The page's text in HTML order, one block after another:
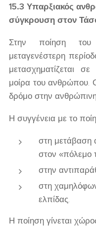
15.3 Υπαρξιακός
σύγκρουση στον
Στην ποίηση του
μεταγενέστερη
μετασχηματίζεται
μοίρα του ανθρώπου.
δρόμο στην
Η συγγένεια με το
στη μετάβαση
στον «πόλεμο
στην
στη
ελπίδας.
Η ποίηση γίνεται